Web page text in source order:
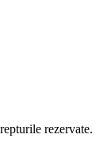
rezervate.